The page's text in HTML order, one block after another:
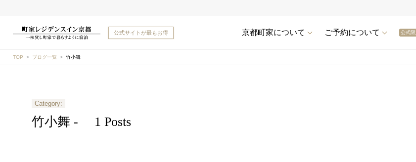
公式サイトが最もお得 京都町家について ご予約について 公式限
TOP ブログ一覧 竹小舞
Category:
竹小舞 - 1 Posts